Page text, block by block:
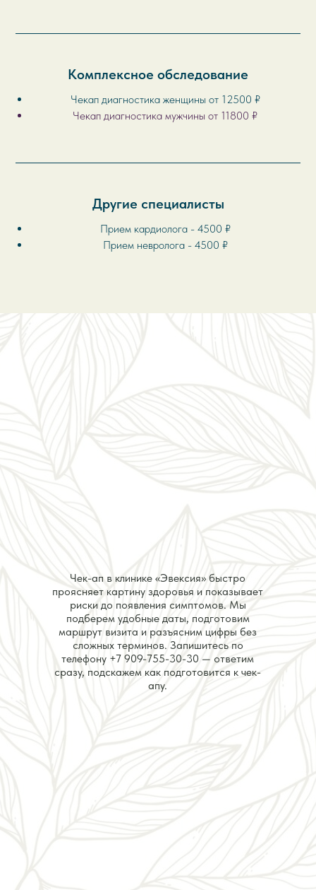
Комплексное обследование
Чекап диагностика женщины от 12500 ₽
Чекап диагностика мужчины от 11800 ₽
Другие специалисты
Прием кардиолога - 4500 ₽
Прием невролога - 4500 ₽
Чек-ап в клинике «Эвексия» быстро
проясняет картину здоровья и показывает
риски до появления симптомов. Мы
подберем удобные даты, подготовим
маршрут визита и разъясним цифры без
сложных терминов. Запишитесь по
телефону +7 909-755-30-30 — ответим
сразу, подскажем как подготовится к чек-
апу.